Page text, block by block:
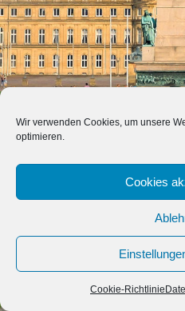
Wir verwenden Cookies, um unsere
optimieren.
Cookies
Cookie-Richtlinie
Cookie-